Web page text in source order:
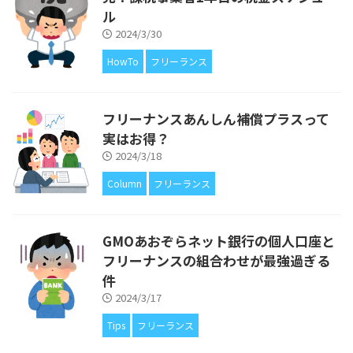
https ...
ル
2024/3/30
HowTo フリーランス
フリーナンスあんしん補償プラスって
実はお得？
2024/3/18
Column フリーランス
GMOあおぞらネット銀行の個人口座と
フリーナンスの組合わせが最強過ぎる
件
2024/3/17
Tips フリーランス